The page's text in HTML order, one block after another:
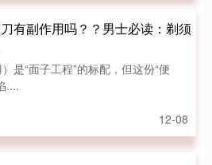
有副作用吗？？男士必读：剃须
是“面子工程”的标配，但这份“便
....
12-08